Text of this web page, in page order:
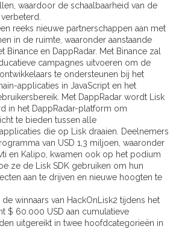
waardoor de schaalbaarheid van de
reeks nieuwe partnerschappen aan met
in de ruimte, waaronder aanstaande
Binance en DappRadar. Met Binance zal
campagnes uitvoeren om de
te ondersteunen bij het
applicaties in JavaScript en het
Met DappRadar wordt Lisk
in het DappRadar-platform om
te bieden tussen alle
die op Lisk draaien. Deelnemers
van USD 1,3 miljoen, waaronder
en Kalipo, kwamen ook op het podium
ze de Lisk SDK gebruiken om hun
aan te drijven en nieuwe hoogten te
winnaars van HackOnLisk2 tijdens het
$ 60.000 USD aan cumulatieve
uitgereikt in twee hoofdcategorieën in